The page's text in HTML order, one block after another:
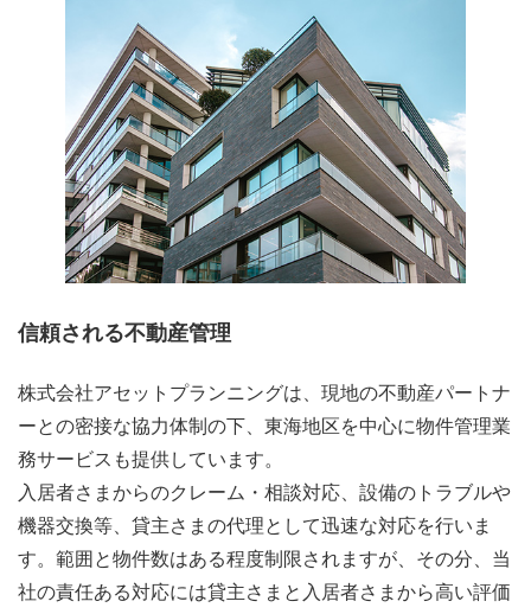
信頼される不動産管理
株式会社アセットプランニングは、現地の不動産パートナ
ーとの密接な協力体制の下、東海地区を中心に物件管理業
務サービスも提供しています。
入居者さまからのクレーム・相談対応、設備のトラブルや
機器交換等、貸主さまの代理として迅速な対応を行いま
す。範囲と物件数はある程度制限されますが、その分、当
社の責任ある対応には貸主さまと入居者さまから高い評価